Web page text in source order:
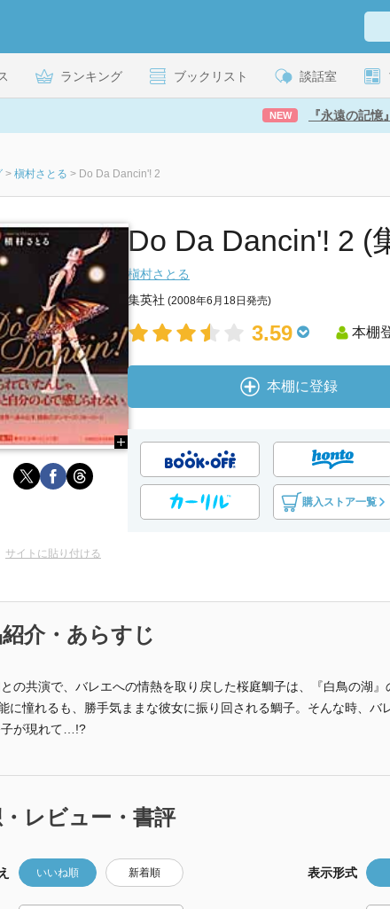
ランキング ブックリスト 談話室
NEW 『永遠の記
> 槇村さとる > Do Da Dancin'! 2
Do Da Dancin'! 2 (
槇村さとる
集英社 (2008年6月18日発売)
3.59 本棚
本棚に登録
購入ストア一覧
サイトに貼り付ける
介・あらすじ
の共演で、バレエへの情熱を取り戻した桜庭鯛子は、『白鳥の湖
に憧れるも、勝手気ままな彼女に振り回される鯛子。そんな時、バ
が現れて…!?
レビュー・書評
いいね順 新着順 表示形式